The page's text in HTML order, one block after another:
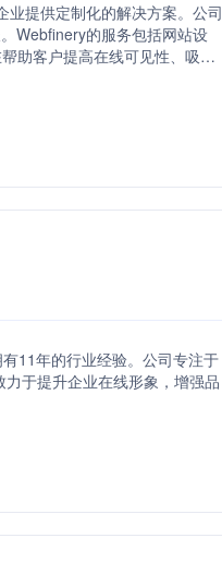
提供定制化的解决方案。公司
Webfinery的服务包括网站设
助客户提高在线可见性、吸引
11年的行业经验。公司专注于
于提升企业在线形象，增强品